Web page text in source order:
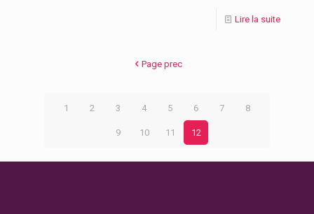
Lire la suite
Page prec
1 2 3 4 5 6 7 8
9 10 11 12